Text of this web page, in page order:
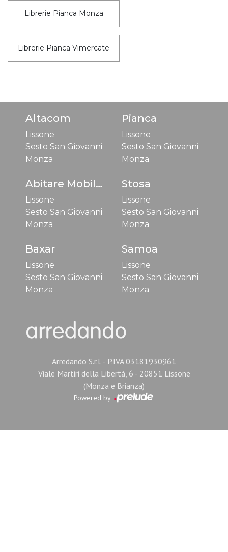
Librerie Pianca Monza
Librerie Pianca Vimercate
Altacom
Lissone
Sesto San Giovanni
Monza
Pianca
Lissone
Sesto San Giovanni
Monza
Abitare Mobilstella
Lissone
Sesto San Giovanni
Monza
Stosa
Lissone
Sesto San Giovanni
Monza
Baxar
Lissone
Sesto San Giovanni
Monza
Samoa
Lissone
Sesto San Giovanni
Monza
Arredando S.r.l. - P.IVA 03181930961
Viale Martiri della Libertà, 6 - 20851 Lissone
(Monza e Brianza)
Powered by